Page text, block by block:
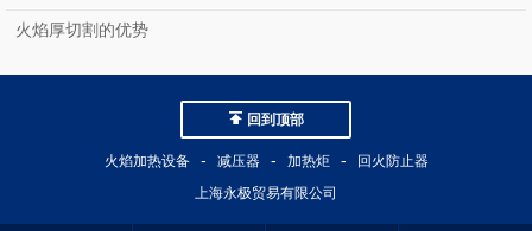
火焰厚切割的优势
回到顶部
火焰加热设备 - 减压器 - 加热炬 -
回火防止器
上海永极贸易有限公司